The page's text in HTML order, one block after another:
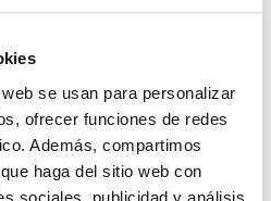
se usan para personalizar
ofrecer funciones de redes
Además, compartimos
haga del sitio web con
sociales, publicidad y análisis
horas y tipo de apoyo.
a alojamiento